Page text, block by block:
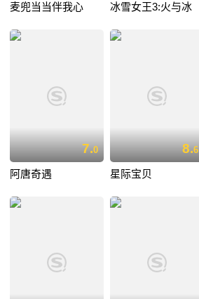
麦兜当当伴我心 冰雪女王3:火与冰
7.0
阿唐奇遇
8.6
星际宝贝